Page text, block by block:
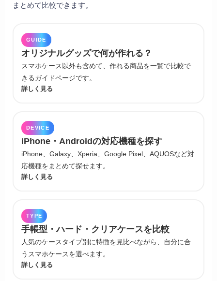
まとめて比較できます。
GUIDE
オリジナルグッズで何が作れる？
スマホケース以外も含めて、作れる商品を一覧で比較で
きるガイドページです。
詳しく見る
DEVICE
iPhone・Androidの対応機種を探す
iPhone、Galaxy、Xperia、Google Pixel、AQUOSなど対
応機種をまとめて探せます。
詳しく見る
TYPE
手帳型・ハード・クリアケースを比較
人気のケースタイプ別に特徴を見比べながら、自分に合
うスマホケースを選べます。
詳しく見る